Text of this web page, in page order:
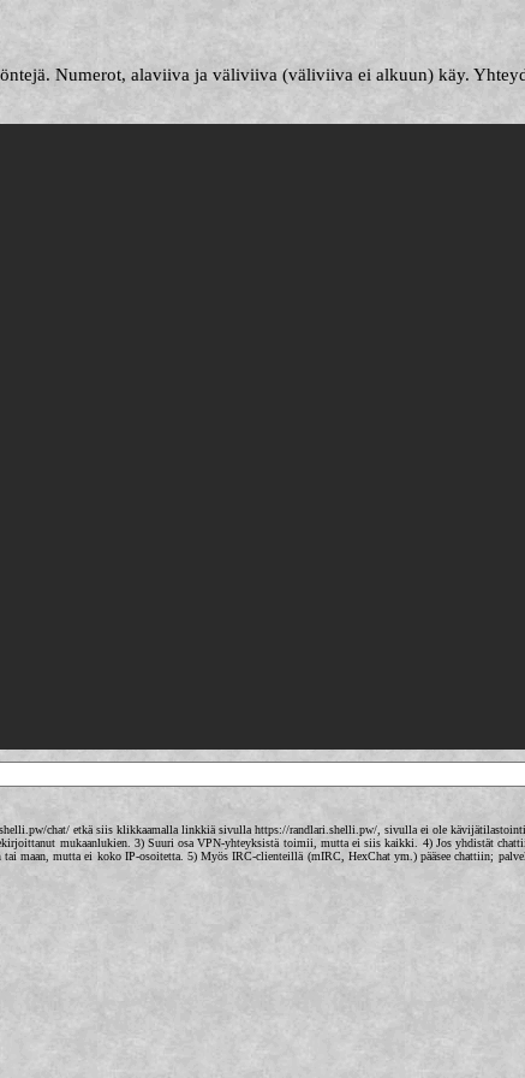
Numerot, alaviiva ja väliviiva (väliviiva ei alkuun) käy.
chat/ etkä siis klikkaamalla linkkiä sivulla https://randlari.shelli.pw/, sivulla ei ole
mukaanlukien. 3) Suuri osa VPN-yhteyksistä toimii, mutta ei siis kaikki. 4) Jos yhdistät
tai maan, mutta ei koko IP-osoitetta. 5) Myös IRC-clienteillä (mIRC, HexChat ym.) pääsee chattiin;